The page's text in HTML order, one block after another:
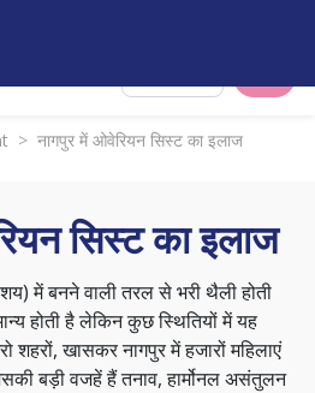
> नागपुर में ओवेरियन सिस्ट का इलाज
सिस्ट का इलाज
में बनने वाली तरल से भरी थैली होती
होती है लेकिन कुछ स्थितियों में यह
शहरों, खासकर नागपुर में हजारों महिलाएं
बड़ी वजहें हैं तनाव, हार्मोनल असंतुलन